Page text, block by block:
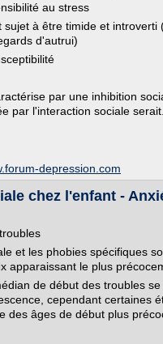
au stress
sujet à être timide et introverti
d'autrui)
par une inhibition
par l'interaction sociale
depression.com
chez l'enfant -
et les phobies spécifiques
apparaissant le plus
de début des troubles se
cependant certaines
des âges de début plus